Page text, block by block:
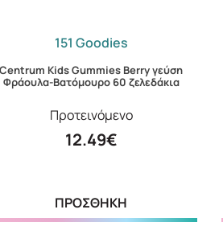
151 Goodies
Centrum Kids Gummies Berry γεύση
Φράουλα-Βατόμουρο 60 ζελεδάκια
Προτεινόμενο
12.49€
ΠΡΟΣΘΗΚΗ